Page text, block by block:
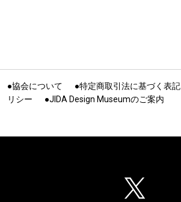
●協会について ●特定商取引法に基づく表記
リシー
●JIDA Design Museumのご案内